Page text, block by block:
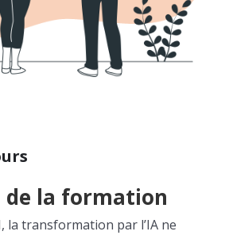
de la formation
la transformation par l’IA ne